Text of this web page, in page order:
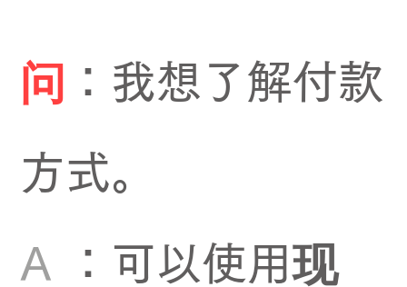
问 ：我想了解付款
方式。
A ：可以使用现